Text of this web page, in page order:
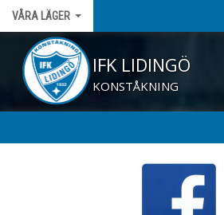
VÅRA LÄGER
IFK LIDINGÖ
KONSTÅKNING